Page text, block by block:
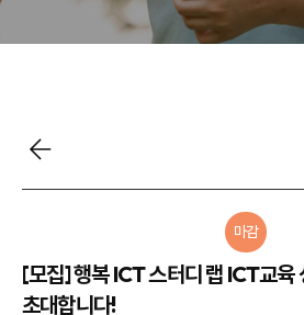
마감
[모집] 행복 ICT 스터디 랩 ICT교육
초대합니다!